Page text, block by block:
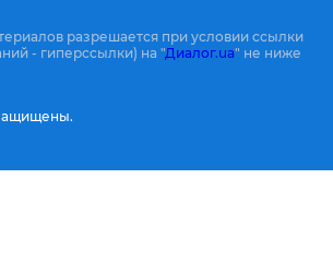
разрешается при условии ссылки
- гиперссылки) на "Диалог.ua" не ниже